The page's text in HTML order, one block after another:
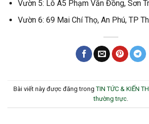
Vườn 5: Lô A5 Phạm Văn Đồng, Sơn
Vườn 6: 69 Mai Chí Thọ, An Phú, TP
Bài viết này được đăng trong TIN TỨC & KIẾN
thường trực